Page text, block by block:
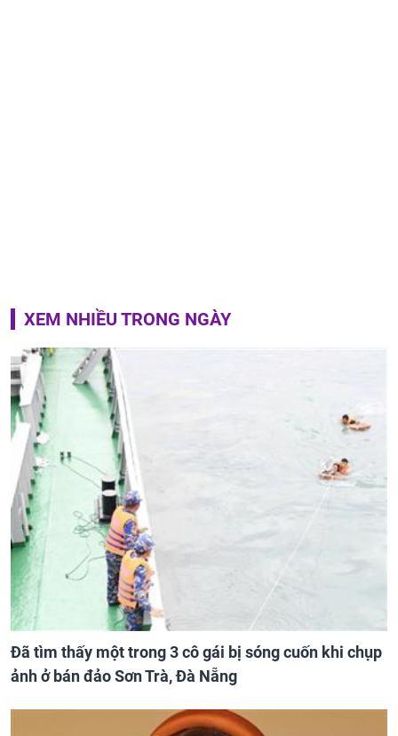
XEM NHIỀU TRONG NGÀY
Đã tìm thấy một trong 3 cô gái bị sóng cuốn khi chụp
ảnh ở bán đảo Sơn Trà, Đà Nẵng